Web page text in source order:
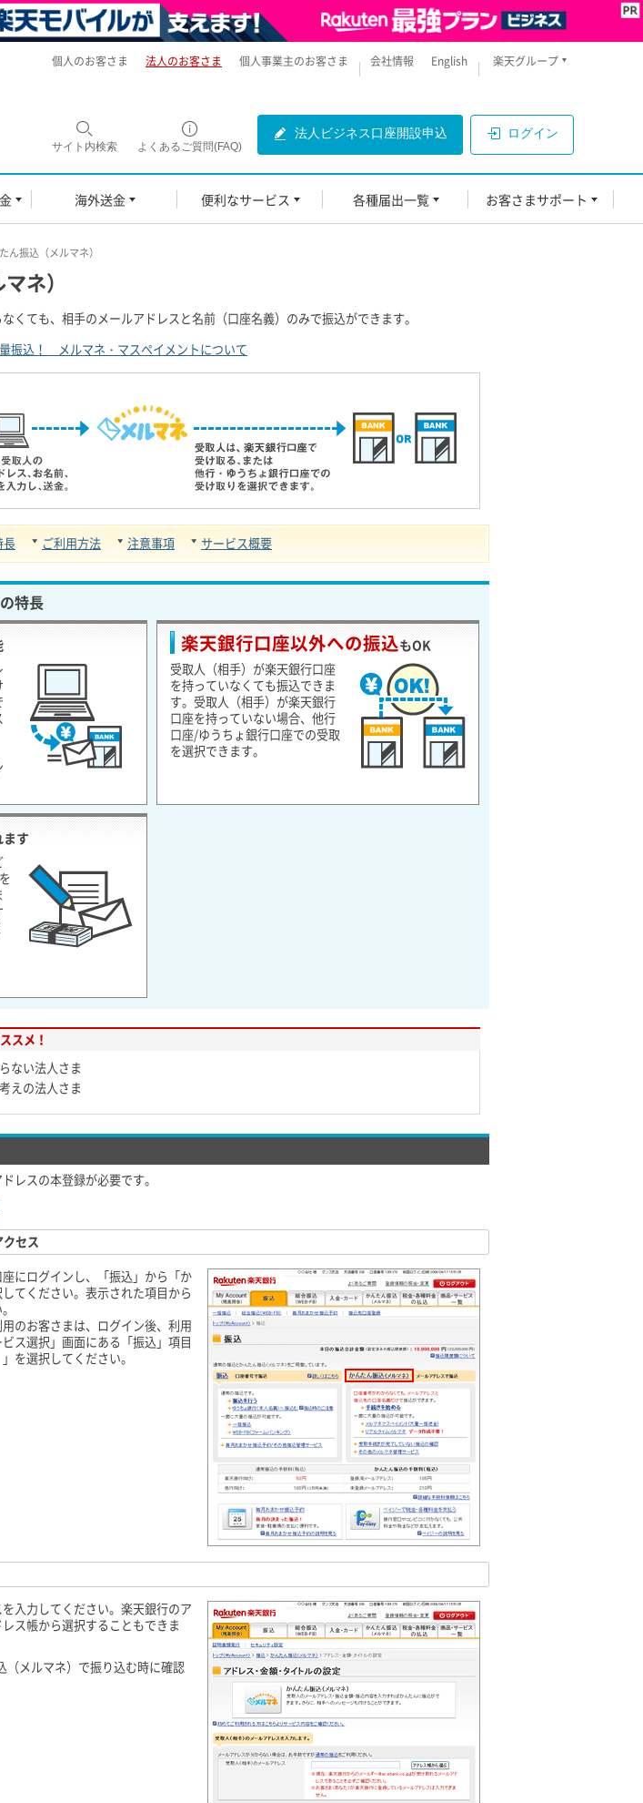
個人のお客さま 法人のお客さま 個人事業主のお客さま 会社情報 English 楽天グループ
サイト内検索 よくあるご質問(FAQ)
法人ビジネス口座開設申込 ログイン
海外送金 便利なサービス 各種届出一覧 お客さまサポート
ん振込（メルマネ）
ネ）
くても、相手のメールアドレスと名前（口座名義）のみで振込ができます。
振込！ メルマネ・マスペイメントについて
長 ご利用方法 注意事項 サービス概要
特長
楽天銀行口座以外への振込もOK
受取人（相手）が楽天銀行口座
を持っていなくても振込できま
す。受取人（相手）が楽天銀行
口座を持っていない場合、他行
口座/ゆうちょ銀行口座での受取
を選択できます。
す
スメ！
ない法人さま
えの法人さま
レスの本登録が必要です。
セス
にログインし、「振込」から「か
てください。表示された項目から
のお客さまは、ログイン後、利用
ス選択」画面にある「振込」項目
を選択してください。
入力してください。楽天銀行のア
ス帳から選択することもできま
（メルマネ）で振り込む時に確認